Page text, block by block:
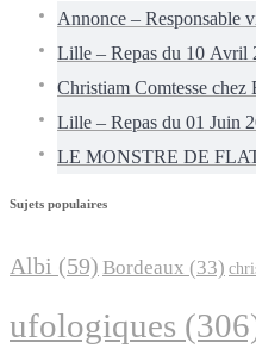
Annonce – Responsable
Lille – Repas du 10 Avril
Christiam Comtesse
Lille – Repas du 01 Juin
LE MONSTRE DE
Sujets populaires
Albi (59) Bordeaux (33)
ufologiques